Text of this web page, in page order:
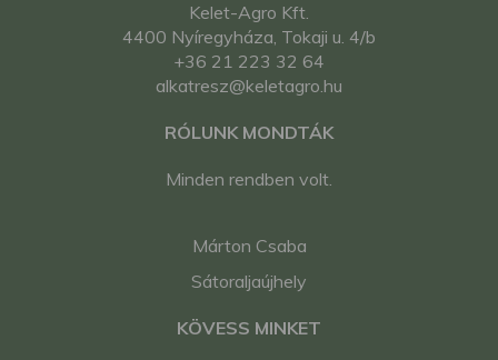
Kelet-Agro Kft.
4400 Nyíregyháza, Tokaji u. 4/b
+36 21 223 32 64
alkatresz@keletagro.hu
RÓLUNK MONDTÁK
Minden rendben volt.
Márton Csaba
Sátoraljaújhely
KÖVESS MINKET